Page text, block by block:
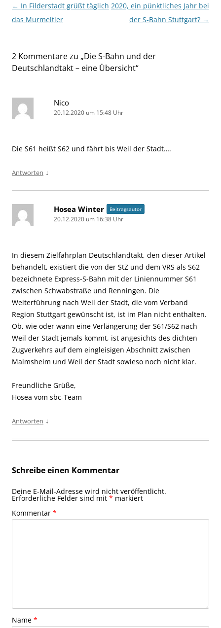
Beitragsnavigation
← In Filderstadt grüßt täglich
das Murmeltier
2020, ein pünktliches Jahr bei
der S-Bahn Stuttgart? →
2 Kommentare zu „Die S-Bahn und der
Deutschlandtakt – eine Übersicht“
Nico
20.12.2020 um 15:48 Uhr
Die S61 heißt S62 und fährt bis Weil der Stadt….
Antworten ↓
Hosea Winter Beitragsautor
20.12.2020 um 16:38 Uhr
In diesem Zielfahrplan Deutschlandtakt, den dieser Artikel
behandelt, existiert die von der StZ und dem VRS als S62
bezeichnete Express-S-Bahn mit der Liniennummer S61
zwischen Schwabstraße und Renningen. Die
Weiterführung nach Weil der Stadt, die vom Verband
Region Stuttgart gewünscht ist, ist im Plan nicht enthalten.
Ob, wie oder wann eine Verlängerung der S61/S62 nach
Weil der Stadt jemals kommt, ist angesichts des dichten
Zugverkehrs auf dem eingleisigen Abschnitt zwischen
Malmsheim und Weil der Stadt sowieso noch nicht klar.
Freundliche Grüße,
Hosea vom sbc-Team
Antworten ↓
Schreibe einen Kommentar
Deine E-Mail-Adresse wird nicht veröffentlicht.
Erforderliche Felder sind mit * markiert
Kommentar *
Name *